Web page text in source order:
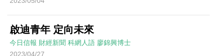
啟迪青年 定向未來
今日信報 財經新聞 科網人語 廖錦興博士
2023/04/27